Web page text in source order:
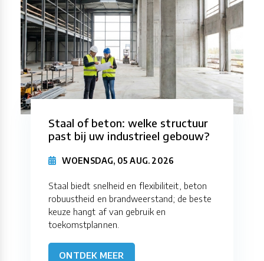
Staal of beton: welke structuur
past bij uw industrieel gebouw?
WOENSDAG, 05 AUG. 2026
Staal biedt snelheid en flexibiliteit, beton
robuustheid en brandweerstand; de beste
keuze hangt af van gebruik en
toekomstplannen.
ONTDEK MEER